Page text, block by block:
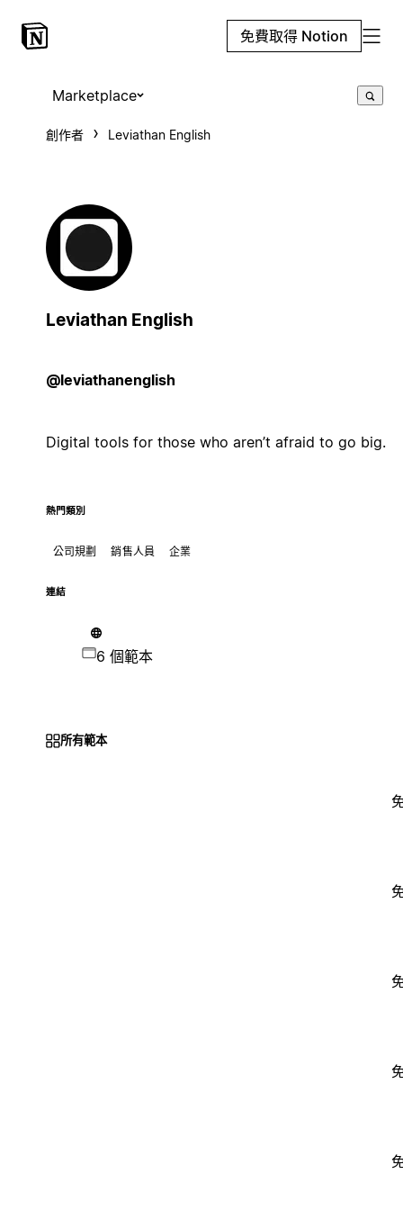
免費取得 Notion
Marketplace
創作者 Leviathan English
Leviathan English
@leviathanenglish
Digital tools for those who aren’t afraid to go big.
熱門類別
公司規劃 銷售人員 企業
連結
6 個範本
所有範本